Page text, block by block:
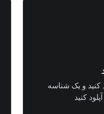
و یک شناسه
کنید